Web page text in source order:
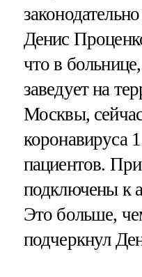
Денис
что в
заведует на
Москвы,
коронавируса
пациентов.
подключены к
Это больше,
подчеркнул